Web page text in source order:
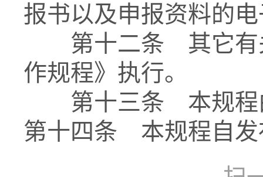
报书以及申报资料的
第十二条 其它有关
作规程》执行。
第十三条 本规程
第十四条 本规程自发